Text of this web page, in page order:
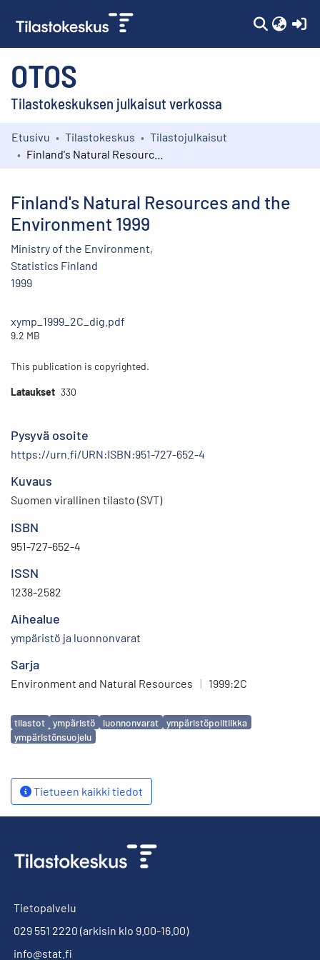
OTOS
Tilastokeskuksen julkaisut verkossa
Kokoelmat
Etusivu Tilastokeskus
Tilastojulkaisut
Finland's Natural Resources and the
Environment 1999
Ministry of the Environment,
Statistics Finland
1999
xymp_1999_2C_dig.pdf
9.2 MB
This publication is copyrighted.
Lataukset 330
Pysyvä osoite
https://urn.fi/URN:ISBN:951-727-652-4
Kuvaus
Suomen virallinen tilasto (SVT)
ISBN
951-727-652-4
ISSN
1238-2582
Aihealue
ympäristö ja luonnonvarat
Sarja
Environment and Natural Resources | 1999:2C
Avainsanat
tilastot ympäristö luonnonvarat
ympäristöpolitiikka
ympäristönsuojelu
Tietueen kaikki tiedot
Tietopalvelu
029 551 2220 (arkisin klo 9.00-16.00)
info@stat.fi